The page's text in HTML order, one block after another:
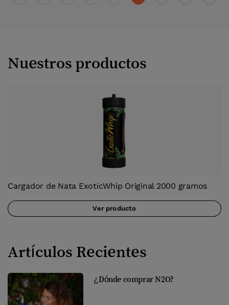
Nuestros productos
Cargador de Nata ExoticWhip Original 2000 gramos
Ver producto
Artículos Recientes
¿Dónde comprar N2O?